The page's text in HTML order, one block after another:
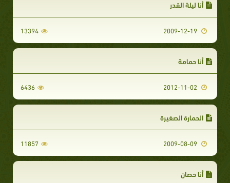
أنا ليلة القدر
13394
أنا حمامة
6436
الحمارة الصغيرة
11857
أنا حصان